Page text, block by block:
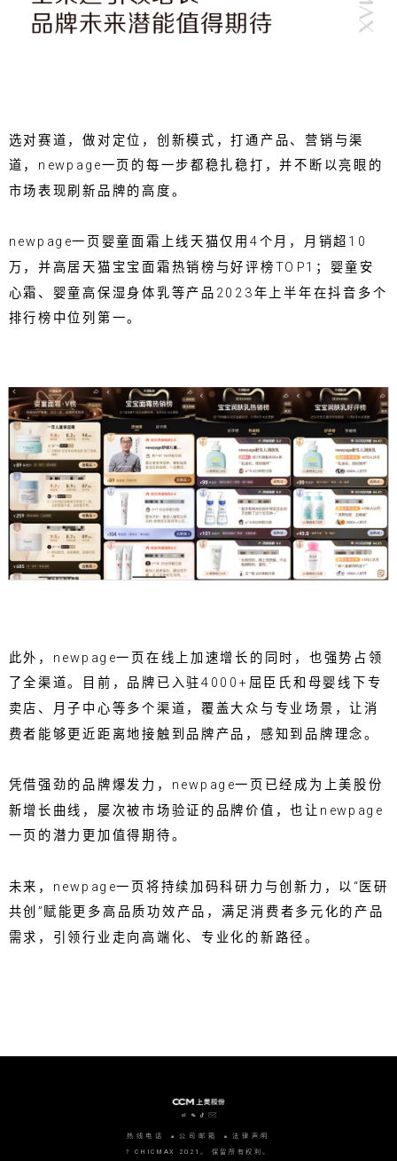
选对赛道，做对定位，创新模式，打通产品、营销与渠
道，newpage一页的每一步都稳扎稳打，并不断以亮眼的
市场表现刷新品牌的高度。
newpage一页婴童面霜上线天猫仅用4个月，月销超10
万，并高居天猫宝宝面霜热销榜与好评榜TOP1；婴童安
心霜、婴童高保湿身体乳等产品2023年上半年在抖音多个
排行榜中位列第一。
此外，newpage一页在线上加速增长的同时，也强势占领
了全渠道。目前，品牌已入驻4000+屈臣氏和母婴线下专
卖店、月子中心等多个渠道，覆盖大众与专业场景，让消
费者能够更近距离地接触到品牌产品，感知到品牌理念。
凭借强劲的品牌爆发力，newpage一页已经成为上美股份
新增长曲线，屡次被市场验证的品牌价值，也让newpage
一页的潜力更加值得期待。
未来，newpage一页将持续加码科研力与创新力，以“医研
共创”赋能更多高品质功效产品，满足消费者多元化的产品
需求，引领行业走向高端化、专业化的新路径。
热线电话 公司邮箱 法律声明
? CHICMAX 2021。 保留所有权利。